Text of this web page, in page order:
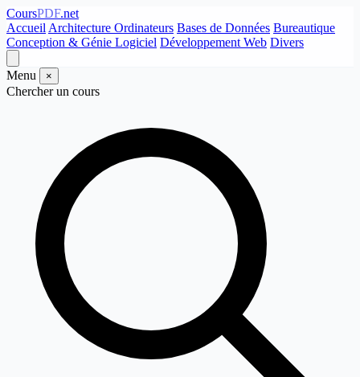
CoursPDF.net
Accueil Architecture Ordinateurs Bases de Données Bureautique
Conception & Génie Logiciel Développement Web Divers
Menu ×
Chercher un cours